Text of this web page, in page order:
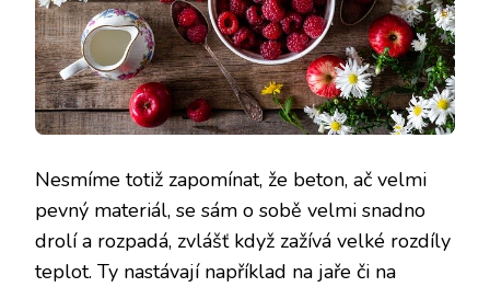
Nesmíme totiž zapomínat, že beton, ač velmi
pevný materiál, se sám o sobě velmi snadno
drolí a rozpadá, zvlášť když zažívá velké rozdíly
teplot. Ty nastávají například na jaře či na